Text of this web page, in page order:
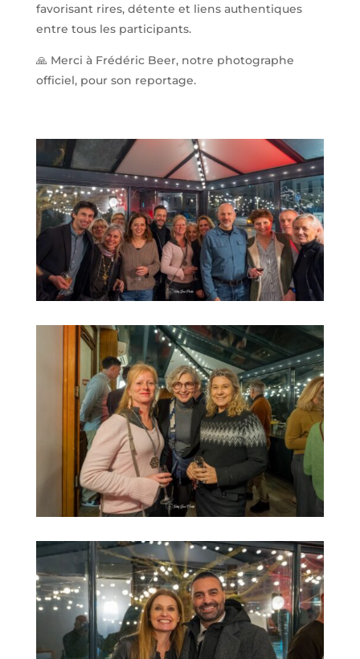
favorisant rires, détente et liens authentiques
entre tous les participants.
🙏 Merci à Frédéric Beer, notre photographe
officiel, pour son reportage.